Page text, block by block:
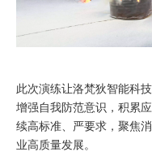
此次演练让洛梵狄智能科
增强自我防范意识，积累
续高标准、严要求，聚焦
业高质量发展。